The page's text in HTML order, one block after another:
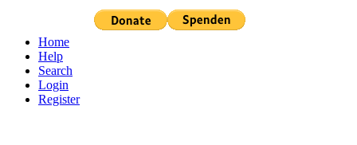
Home
Help
Search
Login
Register